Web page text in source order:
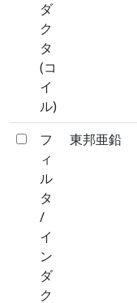
ダ
ク
タ
(コ
イ
ル)
フ
ィ
ル
タ
/
イ
ン
ダ
ク
東邦亜鉛